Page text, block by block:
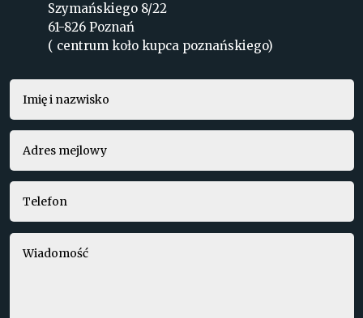
Szymańskiego 8/22
61-826 Poznań
( centrum koło kupca poznańskiego)